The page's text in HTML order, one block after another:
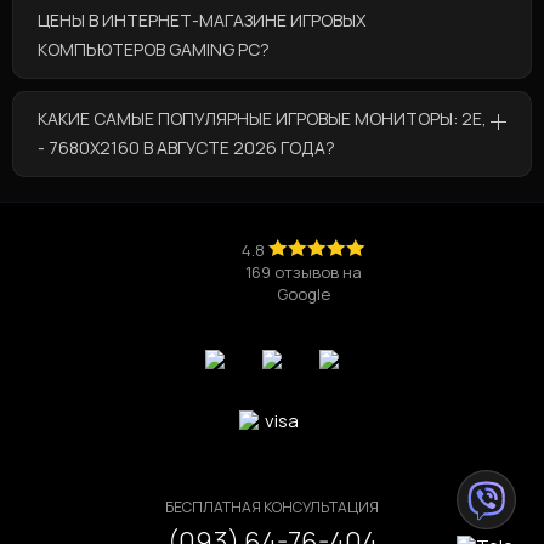
собрать компьютер на амд
купить системный блок i5
ЦЕНЫ В ИНТЕРНЕТ-МАГАЗИНЕ ИГРОВЫХ
КОМПЬЮТЕРОВ GAMING PC?
В категории “Игровые мониторы: 2E, -
7680x2160” по выгодным ценам представлены
такие товары:
Игровой компьютер Ryzen 7 9800X3D / RTX
Игровой компьютер Core Ultra 5 225 / RTX
💰по цене 61 884 грн
Игровой компьютер Ryzen 5 5600X / RTX 3050
КАКИЕ САМЫЕ ПОПУЛЯРНЫЕ ИГРОВЫЕ МОНИТОРЫ: 2E,
- 7680X2160 В АВГУСТЕ 2026 ГОДА?
Игровой компьютер Core i7 14700K / RTX 5060
4.8
169 отзывов на
Google
БЕСПЛАТНАЯ КОНСУЛЬТАЦИЯ